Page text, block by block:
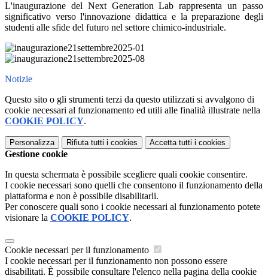
L'inaugurazione del Next Generation Lab rappresenta un passo
significativo verso l'innovazione didattica e la preparazione degli
studenti alle sfide del futuro nel settore chimico-industriale.
Notizie
Questo sito o gli strumenti terzi da questo utilizzati si avvalgono di
cookie necessari al funzionamento ed utili alle finalità illustrate nella
COOKIE POLICY.
Personalizza Rifiuta tutti i cookies Accetta tutti i cookies
Gestione cookie
In questa schermata è possibile scegliere quali cookie consentire.
I cookie necessari sono quelli che consentono il funzionamento della
piattaforma e non è possibile disabilitarli.
Per conoscere quali sono i cookie necessari al funzionamento potete
visionare la COOKIE POLICY.
Cookie necessari per il funzionamento
I cookie necessari per il funzionamento non possono essere
disabilitati. È possibile consultare l'elenco nella pagina della cookie